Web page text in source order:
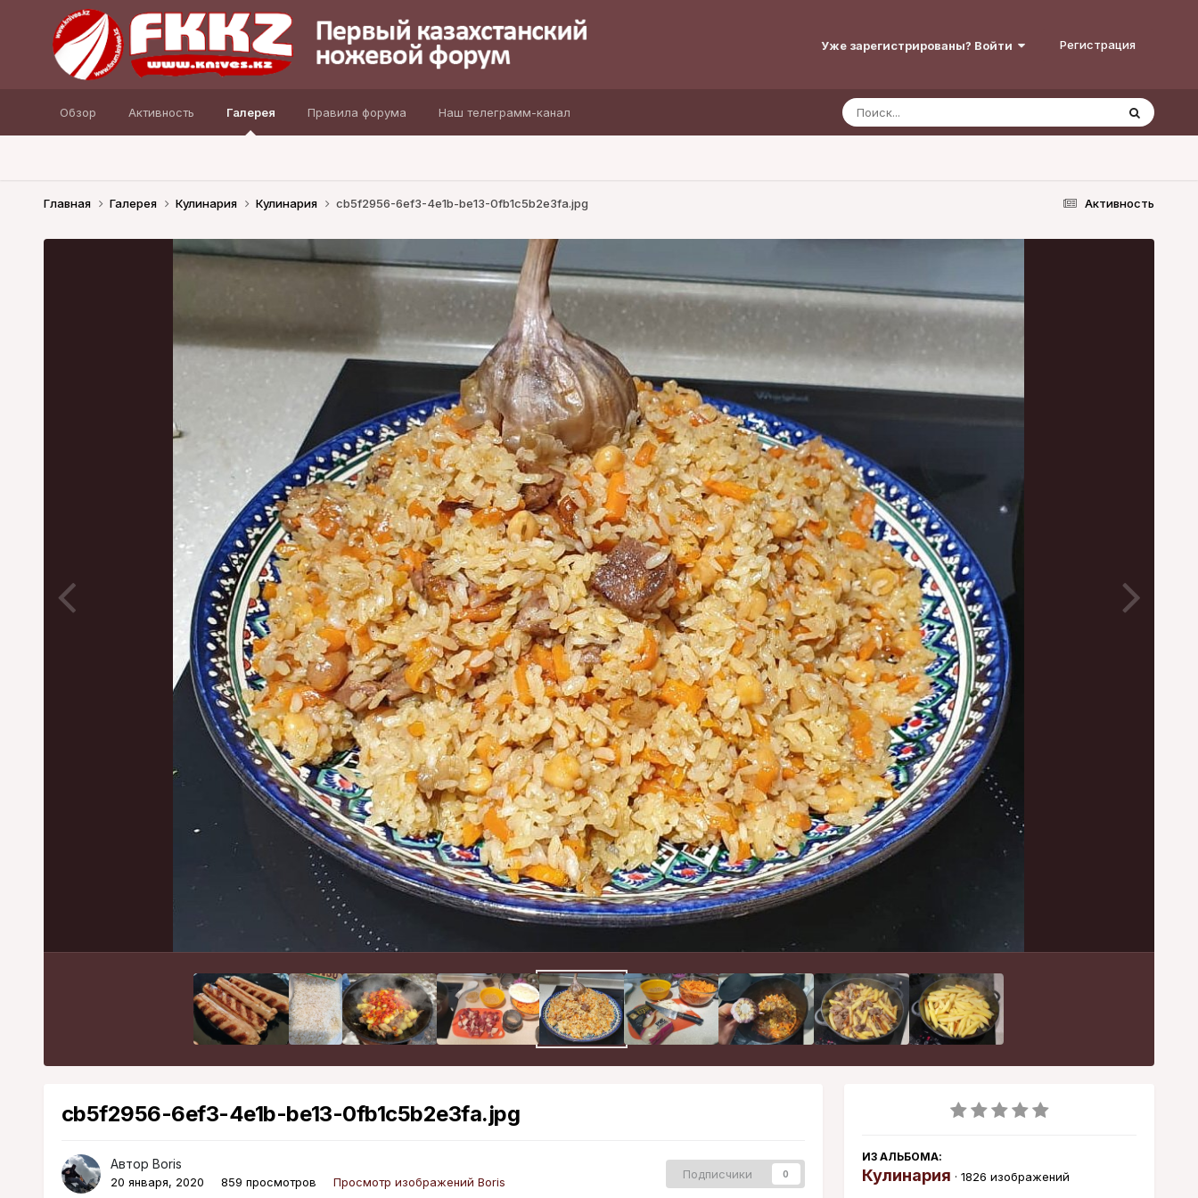
Уже зарегистрированы? Войти Регистрация
Обзор Активность Галерея Правила форума Наш телеграмм-канал
Активность
Главная Галерея Кулинария Кулинария cb5f2956-6ef3-4e1b-be13-0fb1c5b2e3fa.jpg
cb5f2956-6ef3-4e1b-be13-0fb1c5b2e3fa.jpg
Автор Boris
20 января, 2020 859 просмотров Просмотр изображений Boris
Подписчики 0
ИЗ АЛЬБОМА:
Кулинария · 1826 изображений